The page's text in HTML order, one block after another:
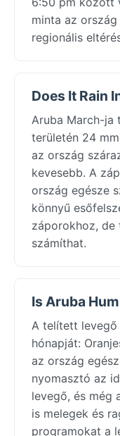
minta az
regionális
Does It Rain
Aruba March-ja
területén 24
az ország
kevesebb. A
ország egésze
könnyű
záporokhoz, de
számíthat.
Is Aruba
A telített levegő
hónapját:
az ország
nyomasztó az
levegő, és még
is melegek és
programokat a